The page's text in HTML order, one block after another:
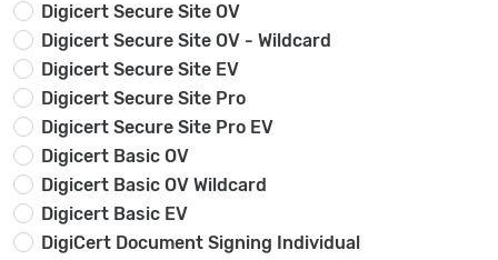
Digicert Secure Site OV
Digicert Secure Site OV - Wildcard
Digicert Secure Site EV
Digicert Secure Site Pro
Digicert Secure Site Pro EV
Digicert Basic OV
Digicert Basic OV Wildcard
Digicert Basic EV
DigiCert Document Signing Individual